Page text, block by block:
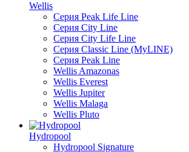
Wellis
Серия Peak Life Line
Серия City Line
Серия City Life Line
Серия Classic Line (MyLINE)
Серия Peak Line
Wellis Amazonas
Wellis Everest
Wellis Jupiter
Wellis Malaga
Wellis Pluto
Hydropool
Hydropool Signature